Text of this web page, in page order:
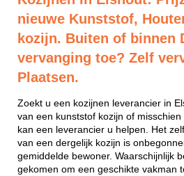
nieuwe Kunststof,
kozijn. Buiten of binnen
vervanging toe? Zelf
Plaatsen.
Zoekt u een kozijnen leverancier in
van een kunststof kozijn of misschien
kan een leverancier u helpen. Het
van een dergelijk kozijn is
gemiddelde bewoner. Waarschijnlijk
gekomen om een geschikte vakman